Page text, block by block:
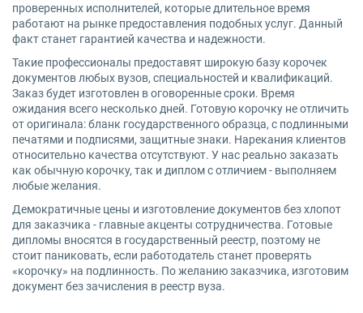
проверенных исполнителей, которые длительное время
работают на рынке предоставления подобных услуг. Данный
факт станет гарантией качества и надежности.
Такие профессионалы предоставят широкую базу корочек
документов любых вузов, специальностей и квалификаций.
Заказ будет изготовлен в оговоренные сроки. Время
ожидания всего несколько дней. Готовую корочку не отличить
от оригинала: бланк государственного образца, с подлинными
печатями и подписями, защитные знаки. Нарекания клиентов
относительно качества отсутствуют. У нас реально заказать
как обычную корочку, так и диплом с отличием - выполняем
любые желания.
Демократичные цены и изготовление документов без хлопот
для заказчика - главные акценты сотрудничества. Готовые
дипломы вносятся в государственный реестр, поэтому не
стоит паниковать, если работодатель станет проверять
«корочку» на подлинность. По желанию заказчика, изготовим
документ без зачисления в реестр вуза.